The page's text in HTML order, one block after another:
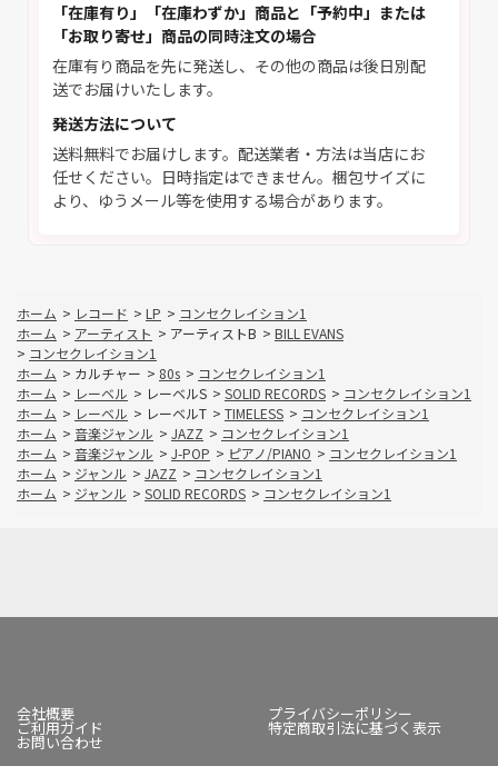
「在庫有り」「在庫わずか」商品と「予約中」または
「お取り寄せ」商品の同時注文の場合
在庫有り商品を先に発送し、その他の商品は後日別配
送でお届けいたします。
発送方法について
送料無料でお届けします。配送業者・方法は当店にお
任せください。日時指定はできません。梱包サイズに
より、ゆうメール等を使用する場合があります。
ホーム > レコード > LP > コンセクレイション1
ホーム > アーティスト > アーティストB > BILL EVANS
> コンセクレイション1
ホーム > カルチャー > 80s > コンセクレイション1
ホーム > レーベル > レーベルS > SOLID RECORDS > コンセクレイション1
ホーム > レーベル > レーベルT > TIMELESS > コンセクレイション1
ホーム > 音楽ジャンル > JAZZ > コンセクレイション1
ホーム > 音楽ジャンル > J-POP > ピアノ/PIANO > コンセクレイション1
ホーム > ジャンル > JAZZ > コンセクレイション1
ホーム > ジャンル > SOLID RECORDS > コンセクレイション1
会社概要 プライバシーポリシー
ご利用ガイド 特定商取引法に基づく表示
お問い合わせ